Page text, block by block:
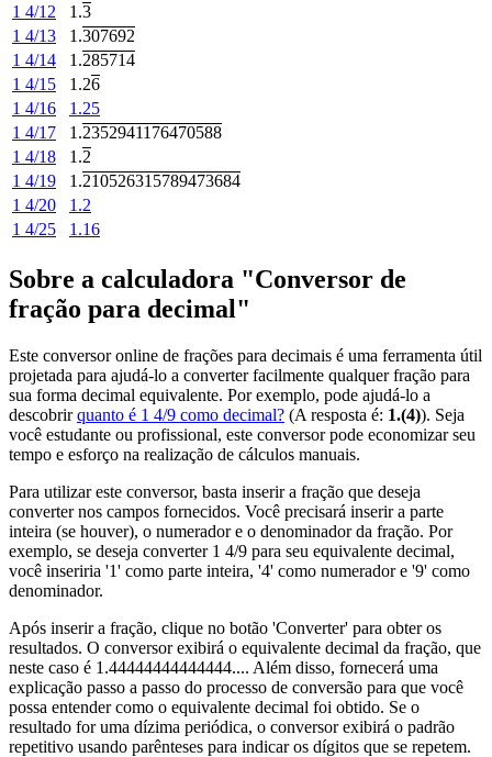
1 4/12 1.3
1 4/13
1.307692
1 4/14
1.285714
1 4/15
1.26
1 4/16
1.25
1 4/17
1.2352941176470588
1 4/18
1.2
1 4/19
1.210526315789473684
1 4/20
1.2
1 4/25
1.16
Sobre a calculadora "Conversor de
fração para decimal"
Este conversor online de frações para decimais é uma ferramenta útil
projetada para ajudá-lo a converter facilmente qualquer fração para
sua forma decimal equivalente. Por exemplo, pode ajudá-lo a
descobrirquanto é 1 4/9 como decimal? (A resposta é: 1.(4)). Seja
você estudante ou profissional, este conversor pode economizar seu
tempo e esforço na realização de cálculos manuais.
Para utilizar este conversor, basta inserir a fração que deseja
converter nos campos fornecidos. Você precisará inserir a parte
inteira (se houver), o numerador e o denominador da fração. Por
exemplo, se deseja converter 1 4/9 para seu equivalente decimal,
você inseriria '1' como parte inteira, '4' como numerador e '9' como
denominador.
Após inserir a fração, clique no botão 'Converter' para obter os
resultados. O conversor exibirá o equivalente decimal da fração, que
neste caso é 1.44444444444444.... Além disso, fornecerá uma
explicação passo a passo do processo de conversão para que você
possa entender como o equivalente decimal foi obtido. Se o
resultado for uma dízima periódica, o conversor exibirá o padrão
repetitivo usando parênteses para indicar os dígitos que se repetem.